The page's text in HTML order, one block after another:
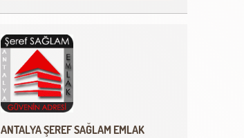
ANTALYA ŞEREF SAĞLAM EMLAK